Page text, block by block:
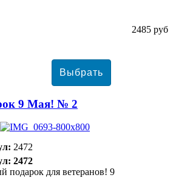
2485 руб
9 Мая! № 2
2472
2472
подарок для ветеранов! 9